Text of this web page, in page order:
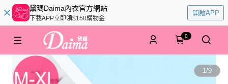
黛瑪Daima內衣官方網站
下載APP立即領$150購物金
開啟APP
0
1/9